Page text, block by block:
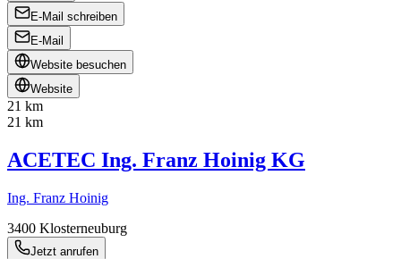
E-Mail schreiben
E-Mail
Website besuchen
Website
21 km
21 km
ACETEC Ing. Franz Hoinig KG
Ing. Franz Hoinig
3400 Klosterneuburg
Jetzt anrufen